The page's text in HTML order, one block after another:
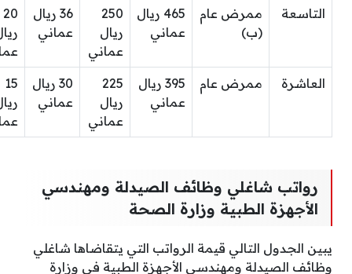
التاسعة
ممرض عام
(ب)
465 ريال
عماني
250
ريال
عماني
36 ريال
عماني
20
العاشرة ممرض عام
395 ريال
عماني
225
ريال
عماني
30 ريال
عماني
15
رواتب شاغلي وظائف الصيدلة ومهندسي
الأجهزة الطبية وزارة الصحة
يبين الجدول التالي قيمة الرواتب التي يتقاضاها شاغلي
وظائف الصيدلة ومهندسي الأجهزة الطبية في وزارة